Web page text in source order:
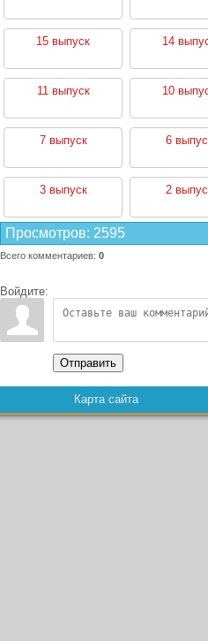
15 выпуск 14
11 выпуск 10
7 выпуск 6
3 выпуск 2
Просмотров: 2595
Всего комментариев: 0
Войдите:
Отправить
Карта сайта